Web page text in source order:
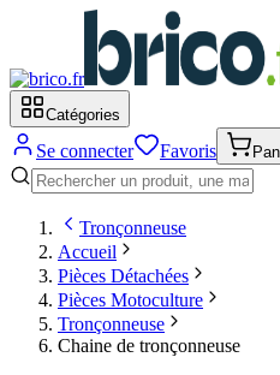
Catégories
Se connecter Favoris
Tronçonneuse
Accueil
Pièces Détachées
Pièces Motoculture
Tronçonneuse
Chaine de tronçonneuse